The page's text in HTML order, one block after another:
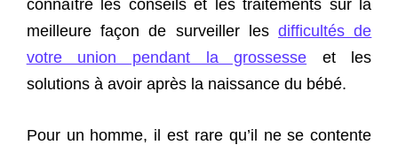
connaître les conseils et les traitements sur la
meilleure façon de surveiller lesdifficultés de
votre union pendant la grossesse et les
solutions à avoir après la naissance du bébé.
Pour un homme, il est rare qu’il ne se contente